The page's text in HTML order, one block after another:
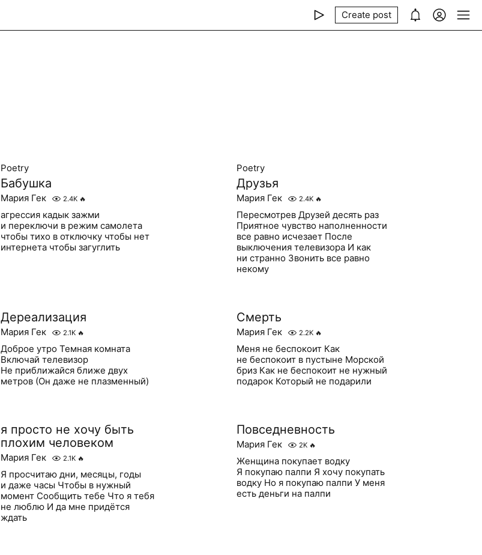
Create post
Poetry
Бабушка
Мария Гек 2.4K 🔥
агрессия кадык зажми
и переключи в режим самолета
чтобы тихо в отключку чтобы нет
интернета чтобы загуглить
Poetry
Друзья
Мария Гек 2.4K 🔥
Пересмотрев Друзей десять раз
Приятное чувство наполненности
все равно исчезает После
выключения телевизора И как
ни странно Звонить все равно
некому
Дереализация
Мария Гек 2.1K 🔥
Доброе утро Темная комната
Включай телевизор
Не приближайся ближе двух
метров (Он даже не плазменный)
Смерть
Мария Гек 2.2K 🔥
Меня не беспокоит Как
не беспокоит в пустыне Морской
бриз Как не беспокоит не нужный
подарок Который не подарили
я просто не хочу быть
плохим человеком
Мария Гек 2.1K 🔥
Я просчитаю дни, месяцы, годы
и даже часы Чтобы в нужный
момент Сообщить тебе Что я тебя
не люблю И да мне придётся
ждать
Повседневность
Мария Гек 2K 🔥
Женщина покупает водку
Я покупаю палпи Я хочу покупать
водку Но я покупаю палпи У меня
есть деньги на палпи